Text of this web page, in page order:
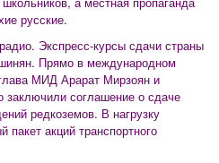
русские.
Экспресс-курсы сдачи страны
Прямо в международном
МИД Арарат Мирзоян и
соглашение о сдаче
редкоземов. В нагрузку
пакет акций транспортного